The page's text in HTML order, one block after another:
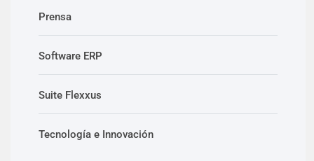
Prensa
Software ERP
Suite Flexxus
Tecnología e Innovación